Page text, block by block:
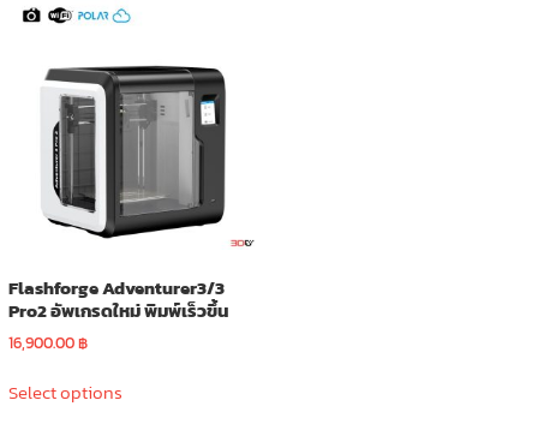
Flashforge Adventurer3/3
Pro2 อัพเกรดใหม่ พิมพ์เร็วขึ้น
16,900.00฿
Select optionsproduct